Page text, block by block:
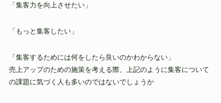
「集客力を向上させたい」
「もっと集客したい」
「集客するためには何をしたら良いのかわからない」
売上アップのための施策を考える際、上記のように集客について
の課題に気づく人も多いのではないでしょうか